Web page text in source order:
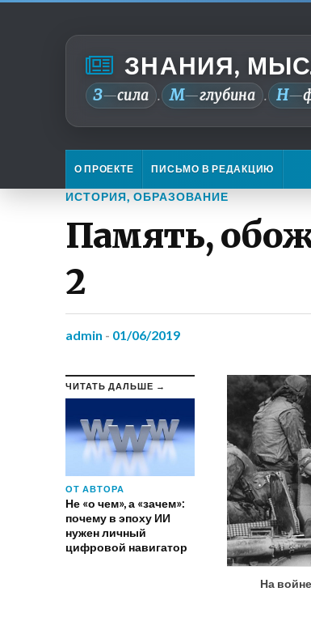
ЗНАНИЯ,
З—сила . М—глубина . Н—
О ПРОЕКТЕ ПИСЬМО В РЕДАКЦИЮ
ИСТОРИЯ, ОБРАЗОВАНИЕ
Память,
2
admin - 01/06/2019
ЧИТАТЬ ДАЛЬШЕ →
ОТ АВТОРА
Не «о чем», а «зачем»:
почему в эпоху ИИ
нужен личный
цифровой навигатор
На